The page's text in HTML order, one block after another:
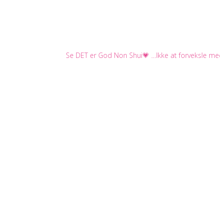
Se DET er God Non Shui💗 …Ikke at forveksle